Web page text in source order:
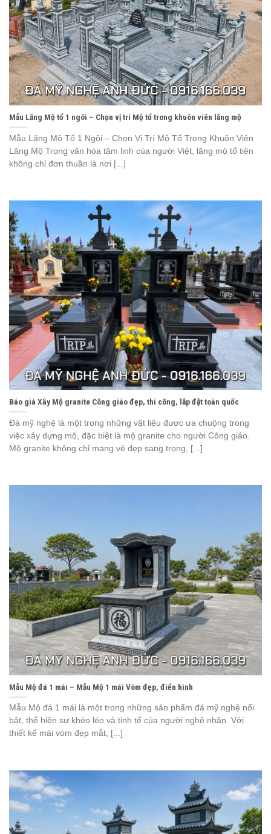
Mẫu Lăng Mộ tổ 1 ngôi – Chọn vị trí Mộ tổ trong khuôn viên lăng mộ
Mẫu Lăng Mộ Tổ 1 Ngôi – Chọn Vị Trí Mộ Tổ Trong Khuôn Viên
Lăng Mộ Trong văn hóa tâm linh của người Việt, lăng mộ tổ tiên
không chỉ đơn thuần là nơi [...]
Báo giá Xây Mộ granite Công giáo đẹp, thi công, lắp đặt toàn quốc
Đá mỹ nghệ là một trong những vật liệu được ưa chuộng trong
việc xây dựng mộ, đặc biệt là mộ granite cho người Công giáo.
Mộ granite không chỉ mang vẻ đẹp sang trọng, [...]
Mẫu Mộ đá 1 mái – Mẫu Mộ 1 mái Vòm đẹp, điển hình
Mẫu Mộ đá 1 mái là một trong những sản phẩm đá mỹ nghệ nổi
bật, thể hiện sự khéo léo và tinh tế của người nghệ nhân. Với
thiết kế mái vòm đẹp mắt, [...]